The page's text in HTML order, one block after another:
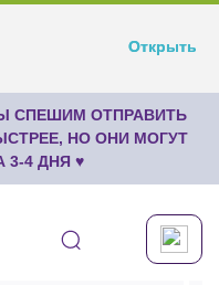
Открыть
СПЕШИМ ОТПРАВИТЬ
НО ОНИ МОГУТ
3-4 ДНЯ ♥
Открыть